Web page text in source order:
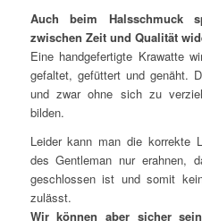
Auch beim Halsschmuck
zwischen Zeit und Qualität
Eine handgefertigte Krawatte
gefaltet, gefüttert und genäht.
und zwar ohne sich zu
bilden.
Leider kann man die korrekte
des Gentleman nur erahnen,
geschlossen ist und somit
zulässt.
Wir können aber sicher